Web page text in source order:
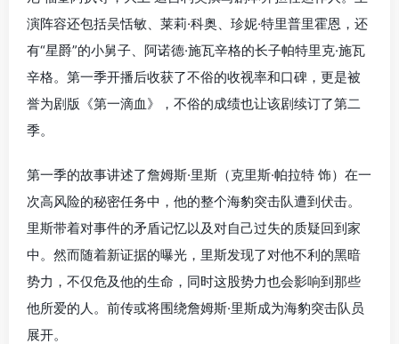
演阵容还包括吴恬敏、莱莉·科奥、珍妮·特里普里霍恩，还
有“星爵”的小舅子、阿诺德·施瓦辛格的长子帕特里克·施瓦
辛格。第一季开播后收获了不俗的收视率和口碑，更是被
誉为剧版《第一滴血》，不俗的成绩也让该剧续订了第二
季。
第一季的故事讲述了詹姆斯·里斯（克里斯·帕拉特 饰）在一
次高风险的秘密任务中，他的整个海豹突击队遭到伏击。
里斯带着对事件的矛盾记忆以及对自己过失的质疑回到家
中。然而随着新证据的曝光，里斯发现了对他不利的黑暗
势力，不仅危及他的生命，同时这股势力也会影响到那些
他所爱的人。前传或将围绕詹姆斯·里斯成为海豹突击队员
展开。